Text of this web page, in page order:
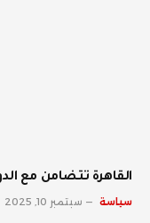
القاهرة تتضامن مع
سياسة سبتمبر 10, 2025